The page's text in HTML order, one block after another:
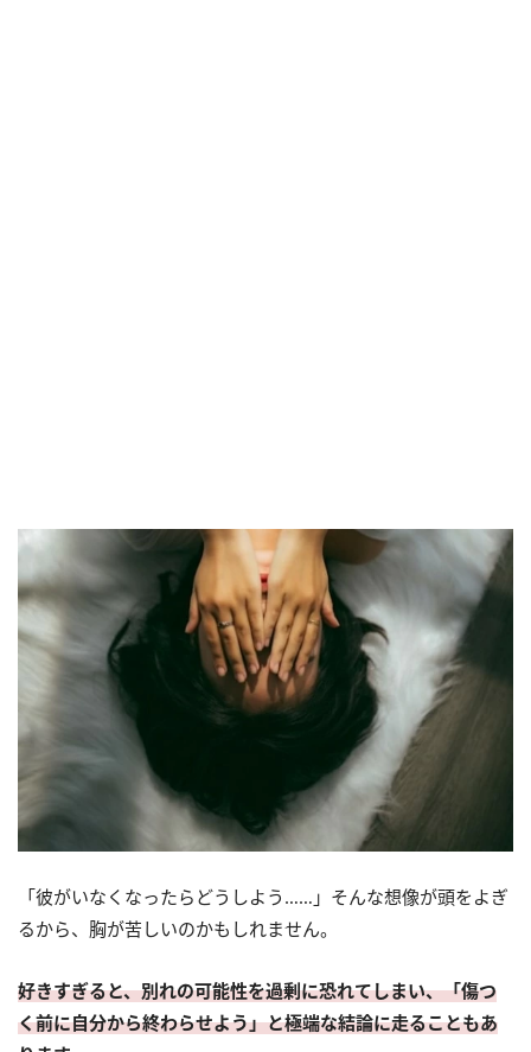
「彼がいなくなったらどうしよう……」そんな想像が頭をよぎ
るから、胸が苦しいのかもしれません。
好きすぎると、別れの可能性を過剰に恐れてしまい、「傷つ
く前に自分から終わらせよう」と極端な結論に走ることもあ